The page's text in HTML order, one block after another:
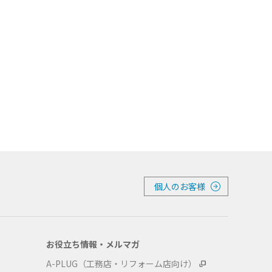
個人のお客様
お役立ち情報・メルマガ
A-PLUG（工務店・リフォーム店向け）